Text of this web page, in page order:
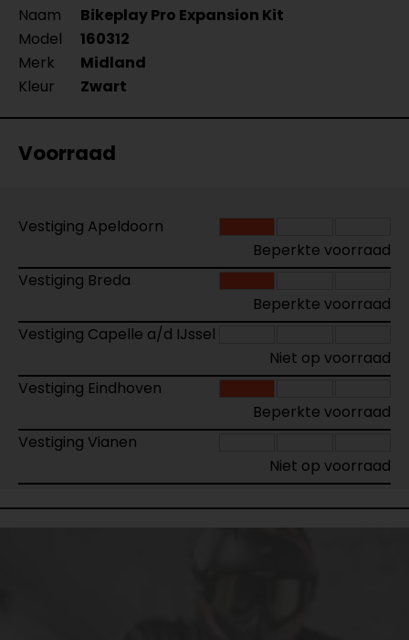
Naam
Bikeplay Pro Expansion Kit
Model
160312
Merk
Midland
Kleur
Zwart
Voorraad
Vestiging Apeldoorn
Beperkte voorraad
Vestiging Breda
Beperkte voorraad
Vestiging Capelle a/d IJssel
Niet op voorraad
Vestiging Eindhoven
Beperkte voorraad
Vestiging Vianen
Niet op voorraad